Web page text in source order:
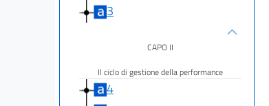
3
CAPO II
Il ciclo di gestione della performance
4